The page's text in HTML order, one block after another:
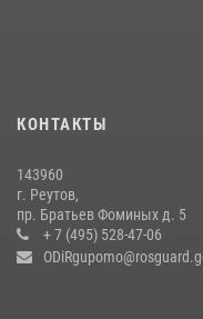
препятствий со стрельбой
Росгвардейцы открыли
18 июля 2026, 07:03
КОНТАКТЫ
143960
г. Реутов,
пр. Братьев Фоминых д. 5
+ 7 (495) 528-47-06